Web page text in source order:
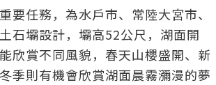
任務，為水戶市、常陸大宮市、
石壩設計，壩高52公尺，湖面開
欣賞不同風貌，春天山櫻盛開、新
季則有機會欣賞湖面晨霧瀰漫的夢